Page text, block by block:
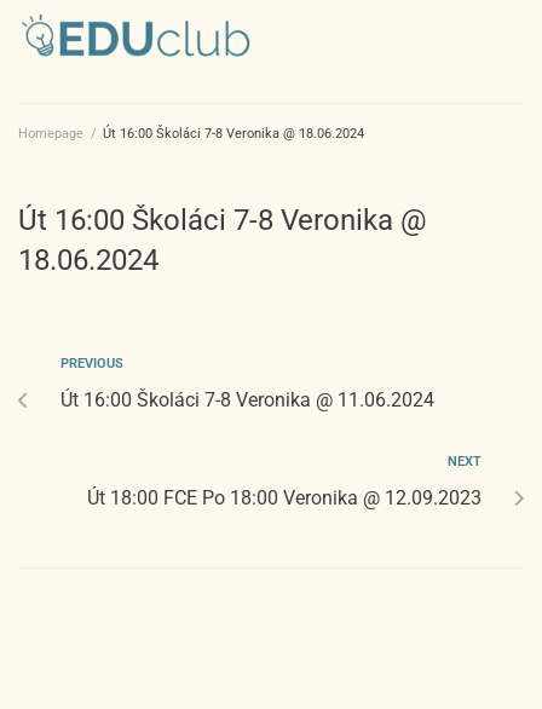
Homepage / Út 16:00 Školáci 7-8 Veronika @ 18.06.2024
Út 16:00 Školáci 7-8 Veronika @
18.06.2024
PREVIOUS
Út 16:00 Školáci 7-8 Veronika @ 11.06.2024
NEXT
Út 18:00 FCE Po 18:00 Veronika @ 12.09.2023